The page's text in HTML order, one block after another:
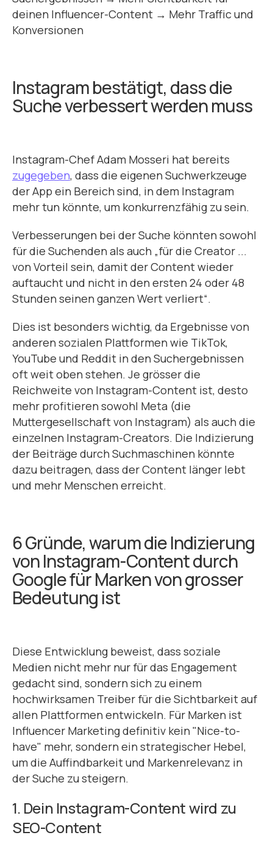
deinen Influencer-Content → Mehr Traffic und
Konversionen
Instagram bestätigt, dass die
Suche verbessert werden muss
Instagram-Chef Adam Mosseri hat bereits
zugegeben, dass die eigenen Suchwerkzeuge
der App ein Bereich sind, in dem Instagram
mehr tun könnte, um konkurrenzfähig zu sein.
Verbesserungen bei der Suche könnten sowohl
für die Suchenden als auch „für die Creator ...
von Vorteil sein, damit der Content wieder
auftaucht und nicht in den ersten 24 oder 48
Stunden seinen ganzen Wert verliert“.
Dies ist besonders wichtig, da Ergebnisse von
anderen sozialen Plattformen wie TikTok,
YouTube und Reddit in den Suchergebnissen
oft weit oben stehen. Je grösser die
Reichweite von Instagram-Content ist, desto
mehr profitieren sowohl Meta (die
Muttergesellschaft von Instagram) als auch die
einzelnen Instagram-Creators. Die Indizierung
der Beiträge durch Suchmaschinen könnte
dazu beitragen, dass der Content länger lebt
und mehr Menschen erreicht.
6 Gründe, warum die Indizierung
von Instagram-Content durch
Google für Marken von grosser
Bedeutung ist
Diese Entwicklung beweist, dass soziale
Medien nicht mehr nur für das Engagement
gedacht sind, sondern sich zu einem
hochwirksamen Treiber für die Sichtbarkeit auf
allen Plattformen entwickeln. Für Marken ist
Influencer Marketing definitiv kein "Nice-to-
have" mehr, sondern ein strategischer Hebel,
um die Auffindbarkeit und Markenrelevanz in
der Suche zu steigern.
1. Dein Instagram-Content wird zu
SEO-Content